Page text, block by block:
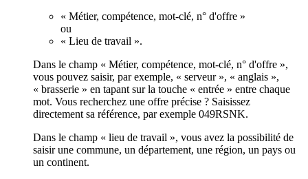
« Métier, compétence, mot-clé, n° d'offre »
ou
« Lieu de travail ».
Dans le champ « Métier, compétence, mot-clé, n° d'offre »,
vous pouvez saisir, par exemple, « serveur », « anglais »,
« brasserie » en tapant sur la touche « entrée » entre chaque
mot. Vous recherchez une offre précise ? Saisissez
directement sa référence, par exemple 049RSNK.
Dans le champ « lieu de travail », vous avez la possibilité de
saisir une commune, un département, une région, un pays ou
un continent.